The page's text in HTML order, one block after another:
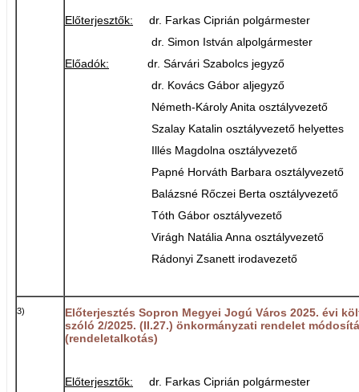
Előterjesztők: dr. Farkas Ciprián polgármester
dr. Simon István alpolgármester
Előadók: dr. Sárvári Szabolcs jegyző
dr. Kovács Gábor aljegyző
Németh-Károly Anita osztályvezető
Szalay Katalin osztályvezető helyettes
Illés Magdolna osztályvezető
Papné Horváth Barbara osztályvezető
Balázsné Rőczei Berta osztályvezető
Tóth Gábor osztályvezető
Virágh Natália Anna osztályvezető
Rádonyi Zsanett irodavezető
3)
Előterjesztés Sopron Megyei Jogú Város 2025. évi
szóló 2/2025. (II.27.) önkormányzati rendelet
(rendeletalkotás)
Előterjesztők: dr. Farkas Ciprián polgármester